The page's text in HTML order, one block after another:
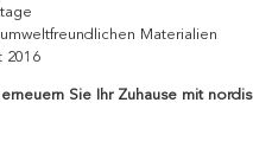
Materialien
2016
Sie Ihr Zuhause mit